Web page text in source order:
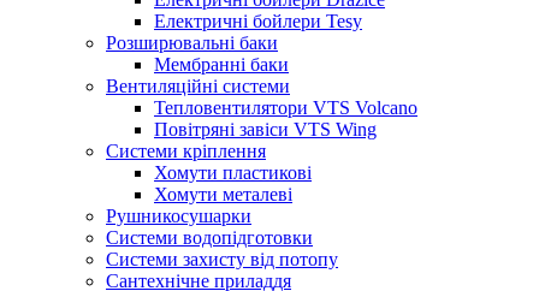
Електричні бойлери Tesy
Розширювальні баки
Мембранні баки
Вентиляційні системи
Тепловентилятори VTS Volcano
Повітряні завіси VTS Wing
Системи кріплення
Хомути пластикові
Хомути металеві
Рушникосушарки
Системи водопідготовки
Системи захисту від потопу
Сантехнічне приладдя